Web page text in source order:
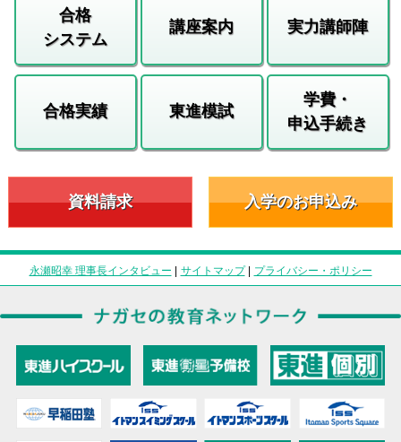
合格
システム
講座案内 実力講師陣
合格実績 東進模試
学費・
申込手続き
資料請求 入学のお申込み
永瀬昭幸 理事長インタビュー | サイトマップ| プライバシー・ポリシー